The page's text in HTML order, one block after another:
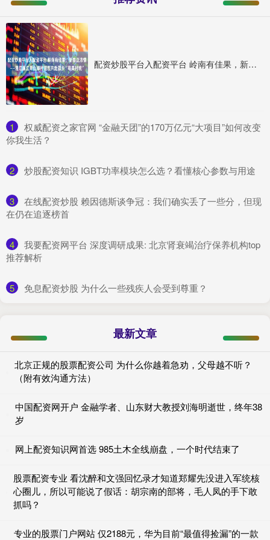
配资炒股平台入配资平台 岭南有佳果，新春正浓情——湛江廉江青山脚村邀您共赴荔乡“粤美村晚”
1
​权威配资之家官网 “金融天团”的170万亿元“大项目”如何改变
你我生活？
2 ​炒股配资知识 IGBT功率模块怎么选？看懂核心参数与用途
3
​在线配资炒股 赖因德斯谈争冠：我们确实丢了一些分，但现
在仍在追逐榜首
4
​我要配资网平台 深度调研成果: 北京肾衰竭治疗保养机构top
推荐解析
5 ​免息配资炒股 为什么一些残疾人会受到尊重？
最新文章
北京正规的股票配资公司 为什么你越着急劝，父母越不听？
（附有效沟通方法）
中国配资网开户 金融学者、山东财大教授刘海明逝世，终年38
岁
网上配资知识网首选 985土木全线崩盘，一个时代结束了
股票配资专业 看沈醉和文强回忆录才知道郑耀先没进入军统核
心圈儿，所以可能说了假话：胡宗南的部将，毛人凤的手下敢
抓吗？
专业的股票门户网站 仅2188元，华为目前“最值得捡漏”的一款